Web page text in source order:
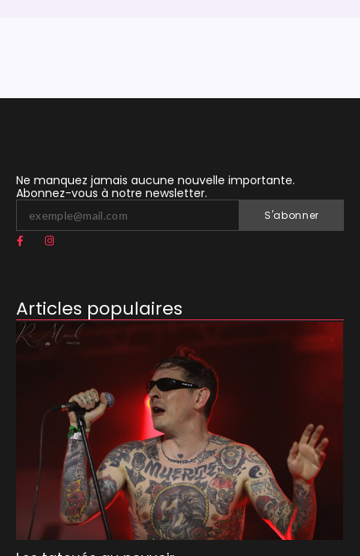
Ne manquez jamais aucune nouvelle importante.
Abonnez-vous à notre newsletter.
S'abonner
Articles populaires